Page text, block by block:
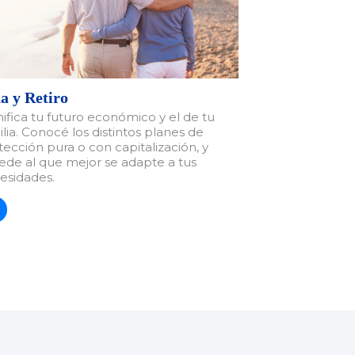
y Retiro
tu futuro económico y el de tu
Conocé los distintos planes de
pura o con capitalización, y
al que mejor se adapte a tus